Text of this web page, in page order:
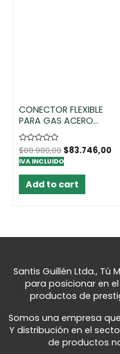
CONECTOR FLEXIBLE
PARA GAS ACERO
INOXIDABLE 1/2 HI X 3/8
HI IZQ-10UND.
Rated
0
out
$88.980,00 $83.746,00
IVA INCLUIDO
Add to cart
Santis Guillén Ltda., Tú
para posicionar en
productos de
Somos una empresa
Y distribución en el
de productos